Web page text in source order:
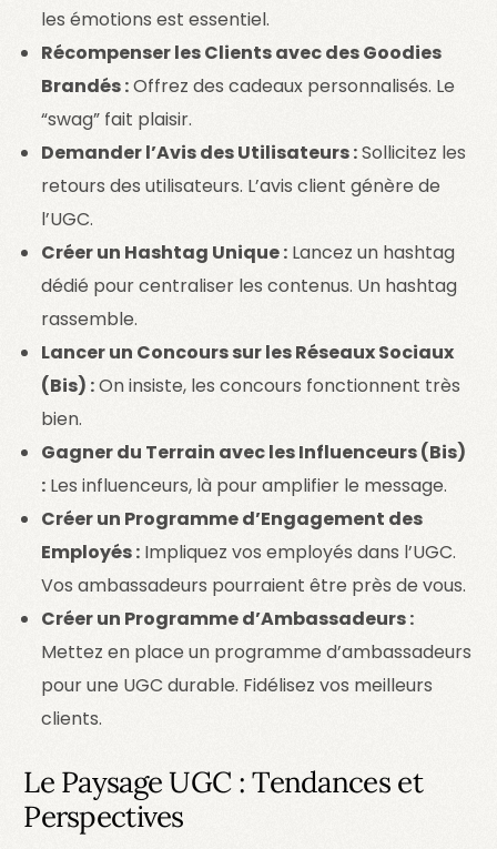
les émotions est essentiel.
Récompenser les Clients avec des Goodies
Brandés :Offrez des cadeaux personnalisés. Le
“swag” fait plaisir.
Demander l’Avis des Utilisateurs :Sollicitez les
retours des utilisateurs. L’avis client génère de
l’UGC.
Créer un Hashtag Unique : Lancez un hashtag
dédié pour centraliser les contenus. Un hashtag
rassemble.
Lancer un Concours sur les Réseaux Sociaux
(Bis) :On insiste, les concours fonctionnent très
bien.
Gagner du Terrain avec les Influenceurs (Bis)
: Les influenceurs, là pour amplifier le message.
Créer un Programme d’Engagement des
Employés : Impliquez vos employés dans l’UGC.
Vos ambassadeurs pourraient être près de vous.
Créer un Programme d’Ambassadeurs :
Mettez en place un programme d’ambassadeurs
pour une UGC durable. Fidélisez vos meilleurs
clients.
Le Paysage UGC : Tendances et
Perspectives